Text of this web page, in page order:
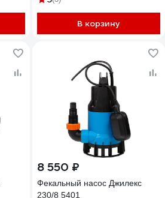
В корзину
8 550 ₽
Фекальный насос Джилекс
230/8 5401